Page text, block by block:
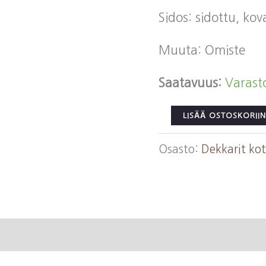
Sidos: sidottu,
Muuta: Omiste
Saatavuus:
Arhippa,
Pirkko:
Osta
määrä
LISÄÄ OSTOSKORIIN
Osasto: Dekkarit